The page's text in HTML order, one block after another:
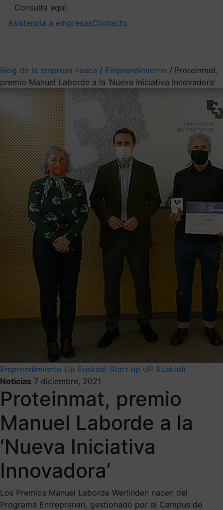
Consulta aquí
Asistencia a empresasContacto
Blog de la empresa vasca / Emprendimiento / Proteinmat,
premio Manuel Laborde a la ‘Nueva Iniciativa Innovadora’
Emprendimiento Up Euskadi Start up UP Euskadi
Noticias 7 diciembre, 2021
Proteinmat, premio
Manuel Laborde a la
‘Nueva Iniciativa
Innovadora’
Los Premios Manuel Laborde Werlinden nacen del
Programa Entreprenari, gestionado por el Campus de